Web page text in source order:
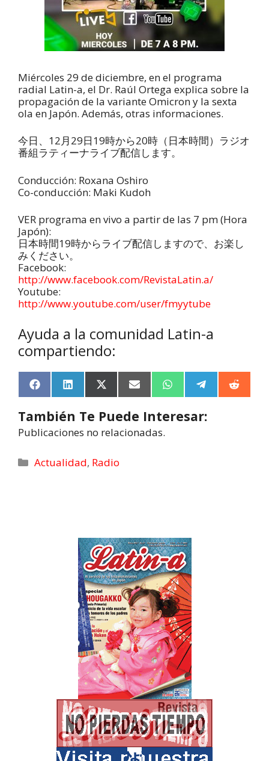
Miércoles 29 de diciembre, en el programa
radial Latin-a, el Dr. Raúl Ortega explica sobre la
propagación de la variante Omicron y la sexta
ola en Japón. Además, otras informaciones.
今日、12月29日19時から20時（日本時間）ラジオ
番組ラティーナライブ配信します。
Conducción: Roxana Oshiro
Co-conducción: Maki Kudoh
VER programa en vivo a partir de las 7 pm (Hora
Japón):
日本時間19時からライブ配信しますので、お楽し
みください。
Facebook:
http://www.facebook.com/RevistaLatin.a/
Youtube:
http://www.youtube.com/user/fmyytube
Ayuda a la comunidad Latin-a
compartiendo:
F
a
e
b
o
k
L
i
k
e
d
n
X
(
w
i
t
e
r
E
m
a
l
W
h
t
e
e
R
e
También Te Puede Interesar:
Publicaciones no relacionadas.
Actualidad, Radio